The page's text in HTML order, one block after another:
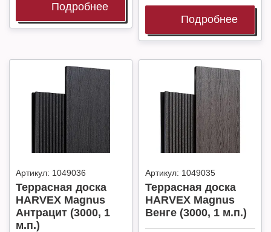
Подробнее
Подробнее
Артикул: 1049036
Террасная доска
HARVEX Magnus
Антрацит (3000, 1
м.п.)
Артикул: 1049035
Террасная доска
HARVEX Magnus
Венге (3000, 1 м.п.)